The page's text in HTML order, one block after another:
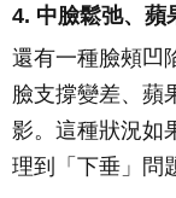
4. 中臉鬆弛、蘋
還有一種臉頰凹
臉支撐變差、蘋
影。這種狀況如
理到「下垂」問